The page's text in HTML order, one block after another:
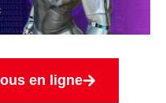
en ligne